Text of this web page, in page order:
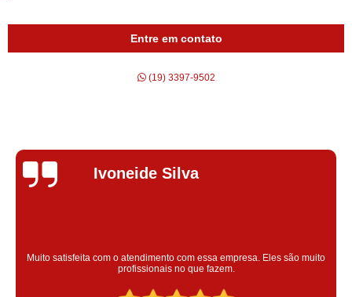
Entre em contato
(19) 3397-9502
Silvana Alves
Super satisfeita com o serviço prestado, atendimento muito bom!
colaoradores educado e transparente, destaque para o colaborador
Claudinei excelente profissional!